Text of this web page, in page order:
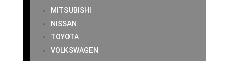
MITSUBISHI
NISSAN
TOYOTA
VOLKSWAGEN